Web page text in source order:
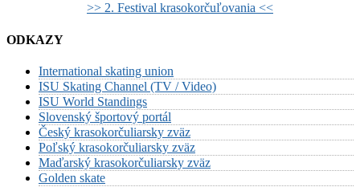
>> 2. Festival krasokorčuľovania <<
ODKAZY
International skating union
ISU Skating Channel (TV / Video)
ISU World Standings
Slovenský športový portál
Český krasokorčuliarsky zväz
Poľský krasokorčuliarsky zväz
Maďarský krasokorčuliarsky zväz
Golden skate